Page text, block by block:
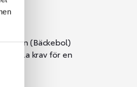
(Bäckebol)
alla krav för en